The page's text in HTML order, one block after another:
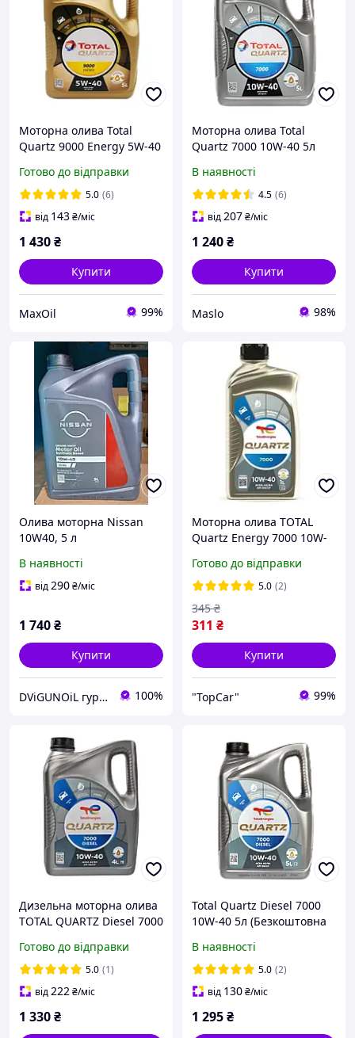
Моторна олива Total
Quartz 9000 Energy 5W-40
Готово до відправки
5.0 (6)
від 143₴/міс
1 430₴
Купити
MaxOil 99%
Моторна олива Total
Quartz 7000 10W-40 5л
В наявності
4.5 (6)
від207₴/міс
1 240₴
Купити
Maslo 98%
Олива моторна Nissan
10W40, 5 л
В наявності
від290₴/міс
1 740₴
Купити
DViGUNOiL гуртовий і роздрібний продаж моторних мастил 100%
Моторна олива TOTAL
Quartz Energy 7000 10W-
Готово до відправки
5.0 (2)
311 ₴
345 ₴
Купити
"TopCar" 99%
Дизельна моторна олива
TOTAL QUARTZ Diesel 7000
(216682)
Готово до відправки
5.0 (1)
від222₴/міс
1 330₴
Total Quartz Diesel 7000
10W-40 5л (Безкоштовна
В наявності
5.0 (2)
від 130₴/міс
1 295₴